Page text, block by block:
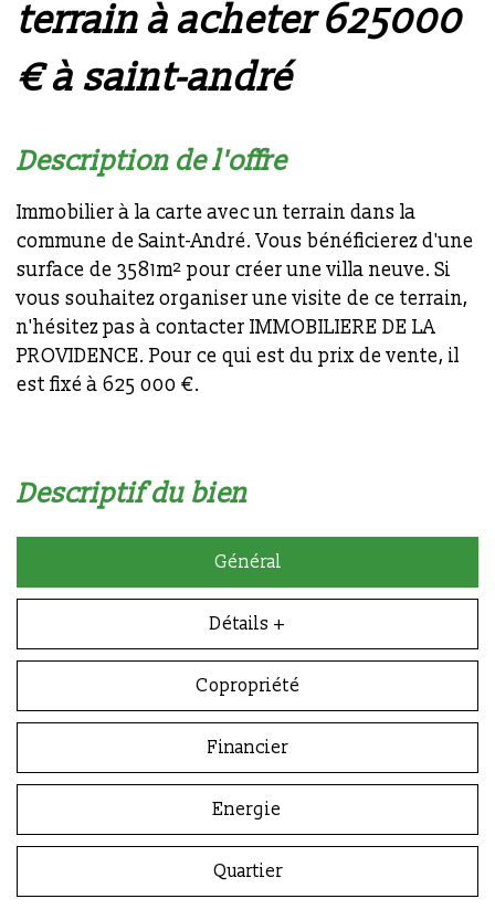
terrain à acheter 625000
€ à saint-andré
description de l'offre
Immobilier à la carte avec un terrain dans la
commune de Saint-André. Vous bénéficierez d'une
surface de 3581m² pour créer une villa neuve. Si
vous souhaitez organiser une visite de ce terrain,
n'hésitez pas à contacter IMMOBILIERE DE LA
PROVIDENCE. Pour ce qui est du prix de vente, il
est fixé à 625 000 €.
descriptif du bien
Général
Détails +
Copropriété
Financier
Energie
Quartier